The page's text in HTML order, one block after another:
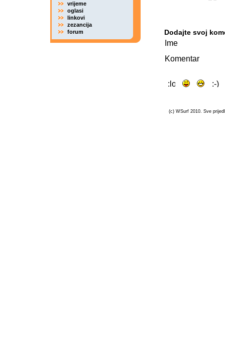
vrijeme
oglasi
linkovi
zezancija
forum
Dodajte svoj
Ime
Komentar
(c) WSurf 2010. Sve